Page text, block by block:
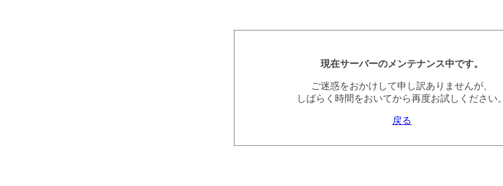
現在サーバーのメンテナンス中です。
ご迷惑をおかけして申し訳ありませんが、
しばらく時間をおいてから再度お試しください。
戻る